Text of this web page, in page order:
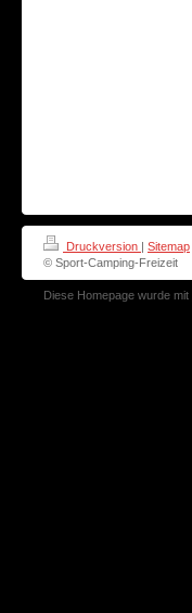
Druckversion | Sitemap
© Sport-Camping-Freizeit
Diese Homepage wurde mit